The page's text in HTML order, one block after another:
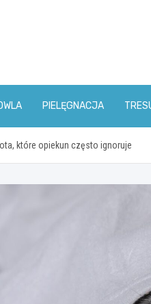
PIELĘGNACJA
które opiekun często ignoruje